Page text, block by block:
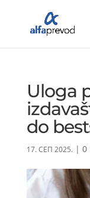
Uloga
do
17. СЕП 2025.| 0